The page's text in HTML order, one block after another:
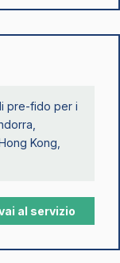
pre-fido per i
Kong,
al servizio